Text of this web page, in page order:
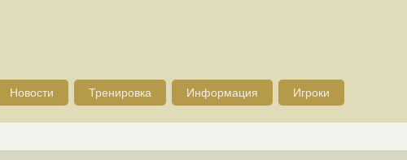
Новости Тренировка Информация Игроки